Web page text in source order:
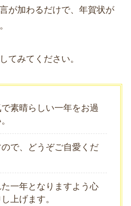
が加わるだけで、年賀状が
てみてください。
素晴らしい一年をお過
で、どうぞご自愛くだ
一年となりますよう心
上げます。